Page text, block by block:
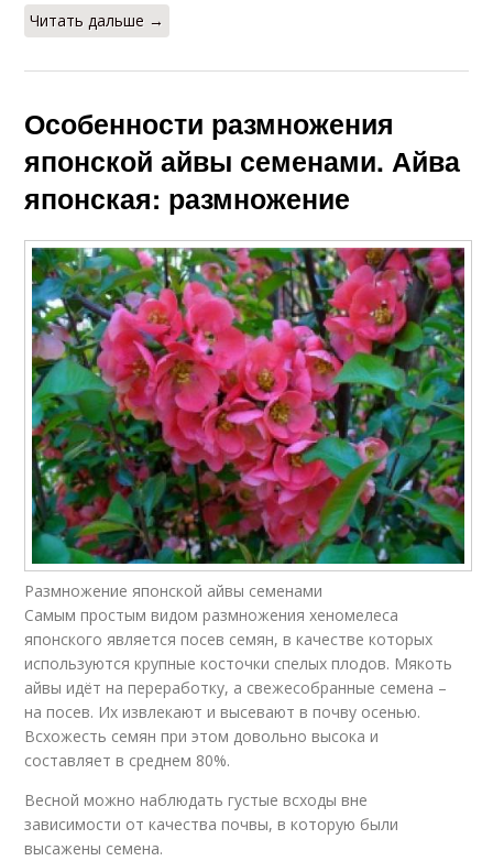
Читать дальше →
Особенности размножения
японской айвы семенами. Айва
японская: размножение
Размножение японской айвы семенами
Самым простым видом размножения хеномелеса
японского является посев семян, в качестве которых
используются крупные косточки спелых плодов. Мякоть
айвы идёт на переработку, а свежесобранные семена –
на посев. Их извлекают и высевают в почву осенью.
Всхожесть семян при этом довольно высока и
составляет в среднем 80%.
Весной можно наблюдать густые всходы вне
зависимости от качества почвы, в которую были
высажены семена.